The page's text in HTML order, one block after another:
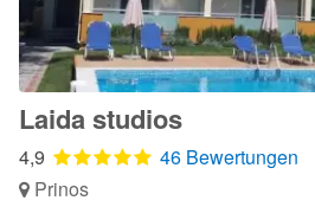
Laida studios
4,9
46 Bewertungen
Prinos